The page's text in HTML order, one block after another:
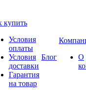
купить
Условия
оплаты
Условия
доставки
Гарантия
на товар
Блог
О